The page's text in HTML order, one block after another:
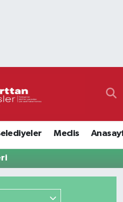
Meclis
ve Fikstür